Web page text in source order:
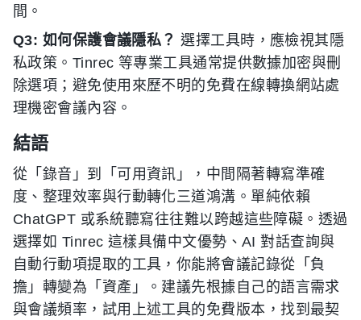
間。
Q3: 如何保護會議隱私？ 選擇工具時，應檢視其隱
私政策。Tinrec 等專業工具通常提供數據加密與刪
除選項；避免使用來歷不明的免費在線轉換網站處
理機密會議內容。
結語
從「錄音」到「可用資訊」，中間隔著轉寫準確
度、整理效率與行動轉化三道鴻溝。單純依賴
ChatGPT 或系統聽寫往往難以跨越這些障礙。透過
選擇如 Tinrec 這樣具備中文優勢、AI 對話查詢與
自動行動項提取的工具，你能將會議記錄從「負
擔」轉變為「資產」。建議先根據自己的語言需求
與會議頻率，試用上述工具的免費版本，找到最契